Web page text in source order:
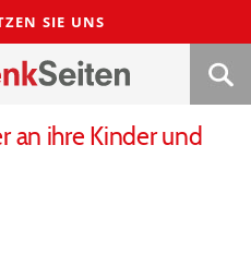
SIE UNS
an ihre Kinder und